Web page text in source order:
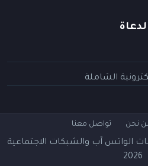
الشاملة
نحن تواصل معنا
الواتس آب والشبكات الاجتماعية
2026